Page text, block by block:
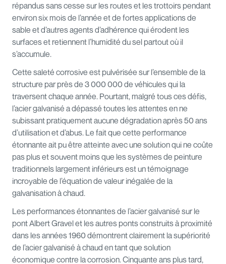
répandus sans cesse sur les routes et les trottoirs pendant
environ six mois de l’année et de fortes applications de
sable et d’autres agents d’adhérence qui érodent les
surfaces et retiennent l’humidité du sel partout où il
s’accumule.
Cette saleté corrosive est pulvérisée sur l’ensemble de la
structure par près de 3 000 000 de véhicules qui la
traversent chaque année. Pourtant, malgré tous ces défis,
l’acier galvanisé a dépassé toutes les attentes en ne
subissant pratiquement aucune dégradation après 50 ans
d’utilisation et d’abus. Le fait que cette performance
étonnante ait pu être atteinte avec une solution qui ne coûte
pas plus et souvent moins que les systèmes de peinture
traditionnels largement inférieurs est un témoignage
incroyable de l’équation de valeur inégalée de la
galvanisation à chaud.
Les performances étonnantes de l’acier galvanisé sur le
pont Albert Gravel et les autres ponts construits à proximité
dans les années 1960 démontrent clairement la supériorité
de l’acier galvanisé à chaud en tant que solution
économique contre la corrosion. Cinquante ans plus tard,